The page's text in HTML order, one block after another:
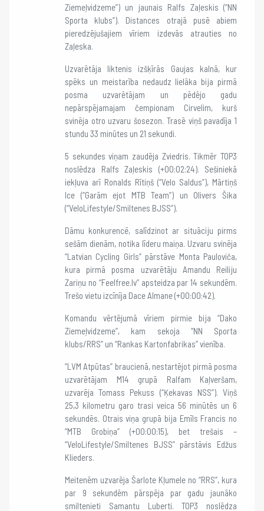
Ziemeļvidzeme”) un jaunais Ralfs Zaļeskis (“NN
Sporta klubs”). Distances otrajā pusē abiem
pieredzējušajiem vīriem izdevās atrauties no
Zaļeska.
Uzvarētāja liktenis izšķīrās Gaujas kalnā, kur
spēks un meistarība nedaudz lielāka bija pirmā
posma uzvarētājam un pēdējo gadu
nepārspējamajam čempionam Cirvelim, kurš
svinēja otro uzvaru šosezon. Trasē viņš pavadīja 1
stundu 33 minūtes un 21 sekundi.
5 sekundes viņam zaudēja Zviedris. Tikmēr TOP3
noslēdza Ralfs Zaļeskis (+00:02:24). Sešiniekā
iekļuva arī Ronalds Rītiņš (“Velo Saldus”), Mārtiņš
Ice (“Garām ejot MTB Team”) un Olivers Šika
(“VeloLifestyle/Smiltenes BJSS”).
Dāmu konkurencē, salīdzinot ar situāciju pirms
sešām dienām, notika līderu maiņa. Uzvaru svinēja
“Latvian Cycling Girls” pārstāve Monta Pauloviča,
kura pirmā posma uzvarētāju Amandu Reiliju
Zariņu no “Feelfree.lv” apsteidza par 14 sekundēm.
Trešo vietu izcīnīja Dace Almane (+00:00:42).
Komandu vērtējumā vīriem pirmie bija “Dako
Ziemeļvidzeme”, kam sekoja “NN Sporta
klubs/RRS” un “Rankas Kartonfabrikas” vienība.
“LVM Atpūtas” braucienā, nestartējot pirmā posma
uzvarētājam M14 grupā Ralfam Kaļveršam,
uzvarēja Tomass Pekuss (“Ķekavas NSS”). Viņš
25,3 kilometru garo trasi veica 56 minūtēs un 6
sekundēs. Otrais viņa grupā bija Emīls Francis no
“MTB Grobiņa” (+00:00:15), bet trešais –
“VeloLifestyle/Smiltenes BJSS” pārstāvis Edžus
Klieders.
Meitenēm uzvarēja Šarlote Kļumele no “RRS”, kura
par 9 sekundēm pārspēja par gadu jaunāko
smiltenieti Samantu Luberti. TOP3 noslēdza